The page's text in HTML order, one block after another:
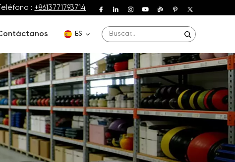
Teléfono : +8613771793714
ES
English
Deutsch
Español
Français